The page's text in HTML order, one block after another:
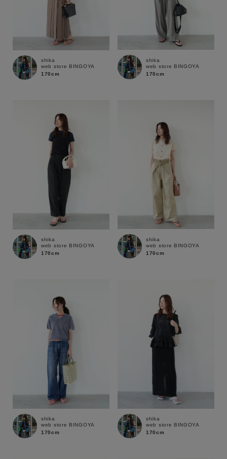
キーワード
MENS KIDS
ブランド
shika
web store BINGOYA
170cm
shika
web store BINGOYA
170cm
shika
web store BINGOYA
170cm
shika
web store BINGOYA
170cm
shika
web store BINGOYA
170cm
shika
web store BINGOYA
170cm